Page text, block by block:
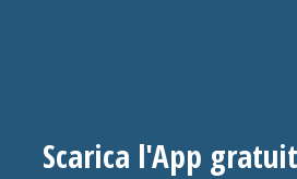
Scarica l'App